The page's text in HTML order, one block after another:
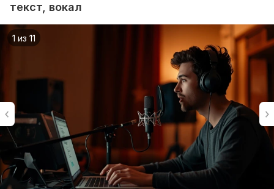
текст, вокал
1 из 11